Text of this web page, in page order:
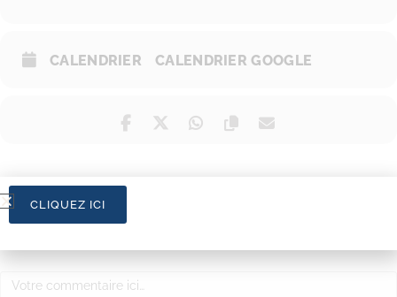
CALENDRIER CALENDRIER GOOGLE
CLIQUEZ ICI